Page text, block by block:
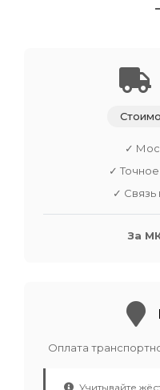
✓
✓
✓ Связь
За
Оплата
Учитывайте